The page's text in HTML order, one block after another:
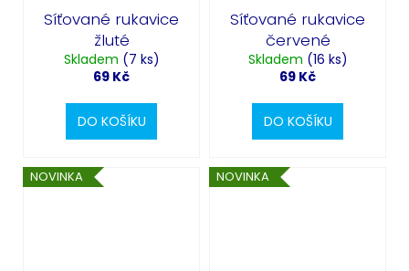
Síťované rukavice
žluté
Skladem (7 ks)
69 Kč
DO KOŠÍKU
Síťované rukavice
červené
Skladem (16 ks)
69 Kč
DO KOŠÍKU
NOVINKA NOVINKA